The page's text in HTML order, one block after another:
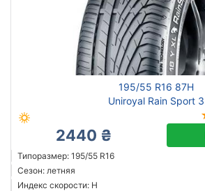
195/55 R16 87H
Uniroyal Rain Sport 3
2440 ₴
Типоразмер: 195/55 R16
Сезон: летняя
Индекс скорости: H